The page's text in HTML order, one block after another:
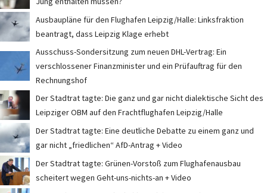
Ausbaupläne für den Flughafen Leipzig/Halle: Linksfraktion
beantragt, dass Leipzig Klage erhebt
Ausschuss-Sondersitzung zum neuen DHL-Vertrag: Ein
verschlossener Finanzminister und ein Prüfauftrag für den
Rechnungshof
Der Stadtrat tagte: Die ganz und gar nicht dialektische Sicht des
Leipziger OBM auf den Frachtflughafen Leipzig/Halle
Der Stadtrat tagte: Eine deutliche Debatte zu einem ganz und
gar nicht „friedlichen“ AfD-Antrag + Video
Der Stadtrat tagte: Grünen-Vorstoß zum Flughafenausbau
scheitert wegen Geht-uns-nichts-an + Video